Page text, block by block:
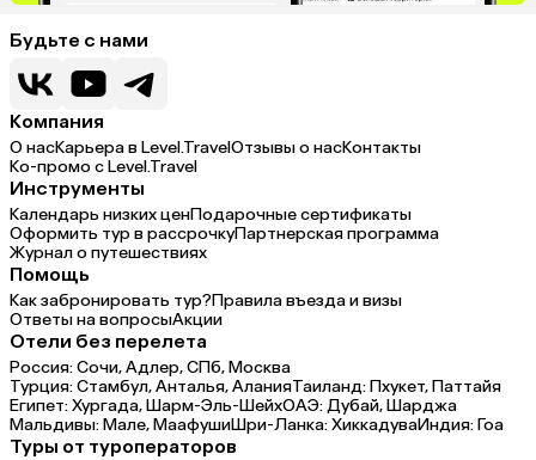
Будьте с нами
Компания
О насКарьера в Level.TravelОтзывы о насКонтакты
Ко-промо с Level.Travel
Инструменты
Календарь низких ценПодарочные сертификаты
Оформить тур в рассрочкуПартнерская программа
Журнал о путешествиях
Помощь
Как забронировать тур?Правила въезда и визы
Ответы на вопросыАкции
Отели без перелета
Россия:Сочи,Адлер,СПб,Москва
Турция:Стамбул,Анталья,АланияТаиланд:Пхукет,Паттайя
Египет:Хургада,Шарм-Эль-ШейхОАЭ:Дубай,Шарджа
Мальдивы:Мале,МаафушиШри-Ланка:ХиккадуваИндия:Гоа
Туры от туроператоров